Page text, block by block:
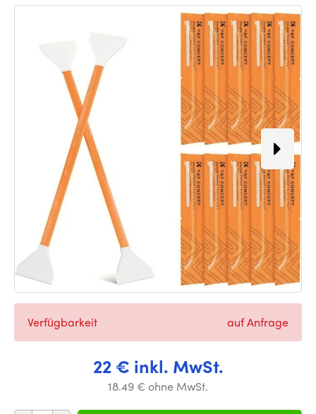
22 € inkl. MwSt.
18.49 € ohne MwSt.
Verfügbarkeit auf Anfrage